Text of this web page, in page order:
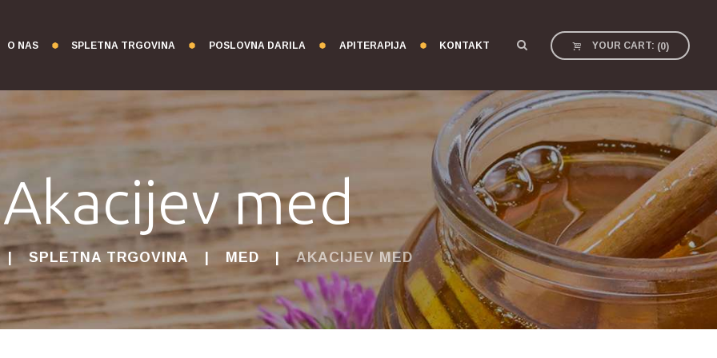
O NAS SPLETNA TRGOVINA POSLOVNA DARILA APITERAPIJA KONTAKT YOUR CART: (0)
Akacijev med
SPLETNA TRGOVINA MED AKACIJEV MED